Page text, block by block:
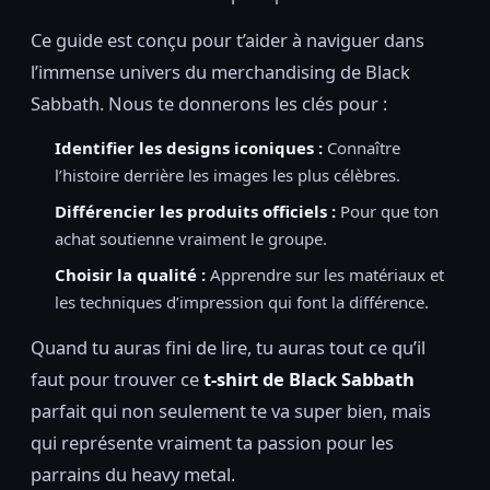
Ce guide est conçu pour t’aider à naviguer dans
l’immense univers du merchandising de Black
Sabbath. Nous te donnerons les clés pour :
Identifier les designs iconiques : Connaître
l’histoire derrière les images les plus célèbres.
Différencier les produits officiels : Pour que ton
achat soutienne vraiment le groupe.
Choisir la qualité : Apprendre sur les matériaux et
les techniques d’impression qui font la différence.
Quand tu auras fini de lire, tu auras tout ce qu’il
faut pour trouver cet-shirt de Black Sabbath
parfait qui non seulement te va super bien, mais
qui représente vraiment ta passion pour les
parrains du heavy metal.